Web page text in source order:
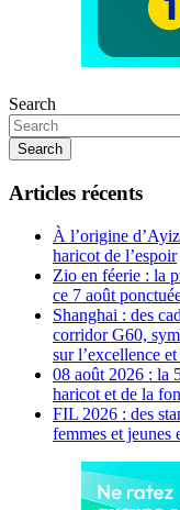
Search
Search
Articles récents
À l’origine
haricot de l’espoir
Zio en féerie : la
ce 7 août
Shanghai : des
corridor G60,
sur l’excellence
08 août 2026 : la
haricot et de la
FIL 2026 : des
femmes et jeunes